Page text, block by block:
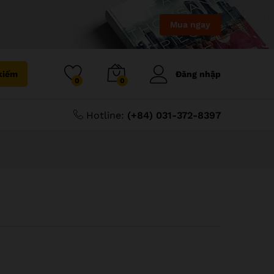
Mua ngay
0 0
Đăng nhập
Hotline: (+84) 031-372-8397